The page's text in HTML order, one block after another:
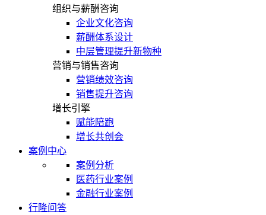
组织与薪酬咨询
企业文化咨询
薪酬体系设计
中层管理提升新物种
营销与销售咨询
营销绩效咨询
销售提升咨询
增长引擎
赋能陪跑
增长共创会
案例中心
案例分析
医药行业案例
金融行业案例
行隆问答